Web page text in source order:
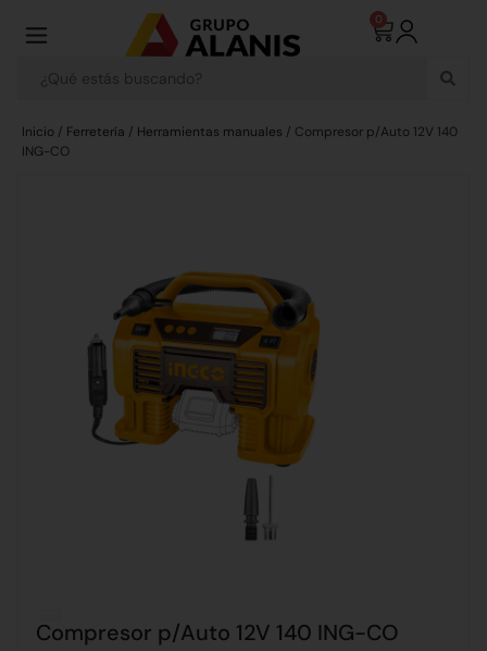
0
Inicio / Ferretería / Herramientas manuales / Compresor p/Auto 12V 140
ING-CO
Compresor p/Auto 12V 140 ING-CO